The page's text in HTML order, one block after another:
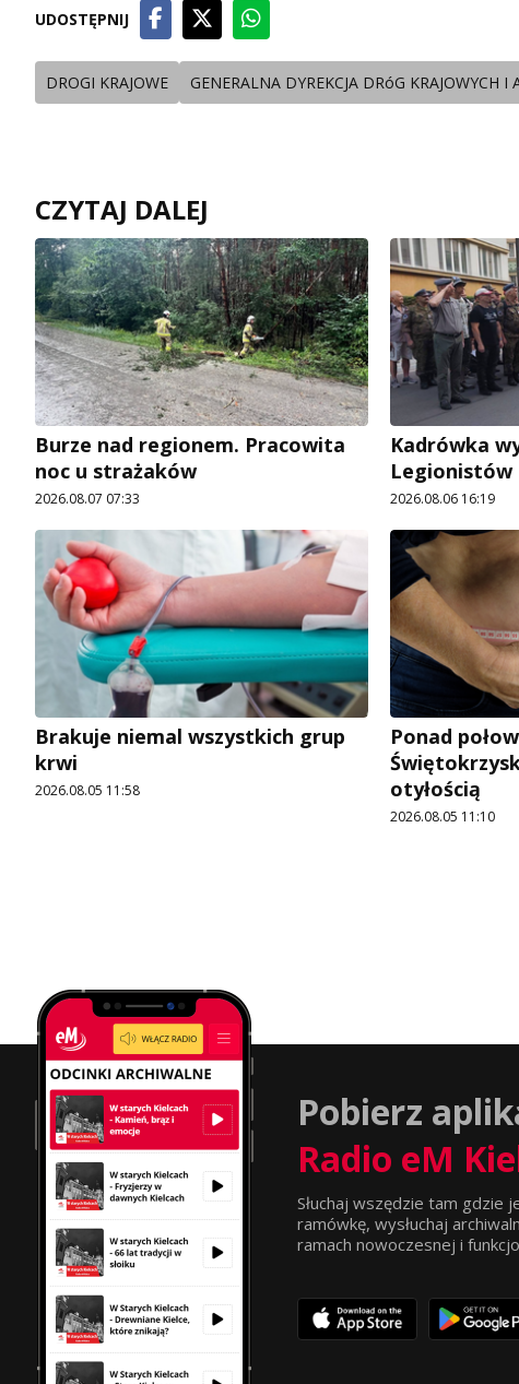
UDOSTĘPNIJ
DROGI KRAJOWE GENERALNA DYREKCJA DRóG KRAJOWYCH I
CZYTAJ DALEJ
Burze nad regionem. Pracowita
noc u strażaków
2026.08.07 07:33
Kadrówka
Legionistów
2026.08.06 16:19
Brakuje niemal wszystkich grup
krwi
2026.08.05 11:58
Ponad
otyłością
2026.08.05 11:10
Pobierz
Radio eM
Słuchaj wszędzie tam gdzie
ramówkę, wysłuchaj
ramach nowoczesnej i